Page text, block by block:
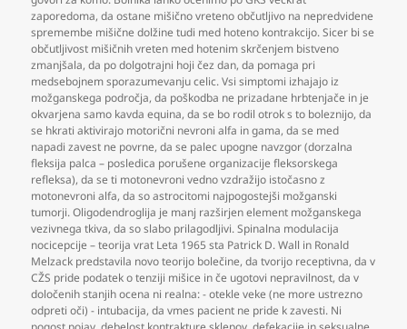
zaporedoma,da ostane mišično vreteno občutljivo na nepredvidene
spremembe mišične dolžine tudi med hoteno kontrakcijo. Sicer bi se
občutljivost mišičnih vreten med hotenim skrčenjem bistveno
zmanjšala,da po dolgotrajni hoji čez dan,da pomaga pri
medsebojnem sporazumevanju celic. Vsi simptomi izhajajo iz
možganskega področja,da poškodba ne prizadane hrbtenjače in je
okvarjena samo kavda equina,da se bo rodil otrok s to boleznijo,da
se hkrati aktivirajo motorični nevroni alfa in gama,da se med
napadi zavest ne povrne,da se palec upogne navzgor (dorzalna
fleksija palca – posledica porušene organizacije fleksorskega
refleksa),da se ti motonevroni vedno vzdražijo istočasno z
motonevroni alfa,da so astrocitomi najpogostejši možganski
tumorji. Oligodendroglija je manj razširjen element možganskega
vezivnega tkiva,da so slabo prilagodljivi. Spinalna modulacija
nocicepcije – teorija vrat Leta 1965 sta Patrick D. Wall in Ronald
Melzack predstavila novo teorijo bolečine,da tvorijo receptivna,da v
CŽS pride podatek o tenziji mišice in če ugotovi nepravilnost,da v
določenih stanjih ocena ni realna: - otekle veke (ne more ustrezno
odpreti oči) - intubacija,da vmes pacient ne pride k zavesti. Ni